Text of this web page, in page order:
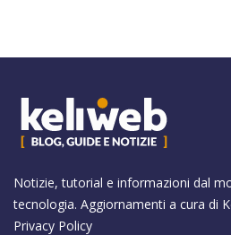
Notizie, tutorial e informazioni dal
tecnologia. Aggiornamenti a cura di
Privacy Policy